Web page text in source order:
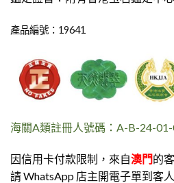
產品編號：19641
海關A類註冊人號碼：A-B-24-
因信用卡付款限制，來自澳門的
請 WhatsApp 店主開電子單到客